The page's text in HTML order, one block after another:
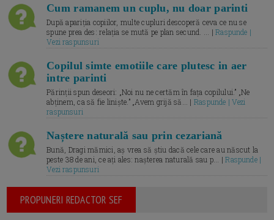
Cum ramanem un cuplu, nu doar parinti
După apariția copiilor, multe cupluri descoperă ceva ce nu se
spune prea des: relația se mută pe plan secund. ... |Raspunde |
Vezi raspunsuri
Copilul simte emotiile care plutesc in aer
intre parinti
Părinții spun deseori: „Noi nu ne certăm în fața copilului.” „Ne
abținem, ca să fie liniște.” „Avem grijă să... | Raspunde | Vezi
raspunsuri
Naștere naturală sau prin cezariană
Bună, Dragi mămici, aș vrea să știu dacă cele care au născut la
peste 38 de ani, ce ați ales: nașterea naturală sau p... |Raspunde |
Vezi raspunsuri
PROPUNERI REDACTOR SEF